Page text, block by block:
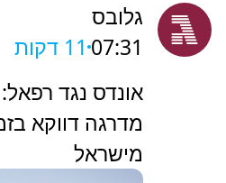
גלובס
07:31 11 דקות
אונדס נגד
מדרגה דווקא
מישראל